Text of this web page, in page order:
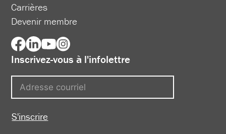
Carrières
Devenir membre
Inscrivez-vous à l'infolettre
S'inscrire